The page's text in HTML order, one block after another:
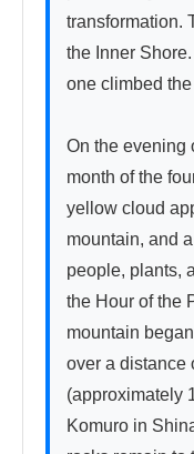
transformation.
the Inner
one climbed
On the evening
month of the
yellow cloud
mountain, and
people, plants,
the Hour of the
mountain
over a distance
(approximately
Komuro in